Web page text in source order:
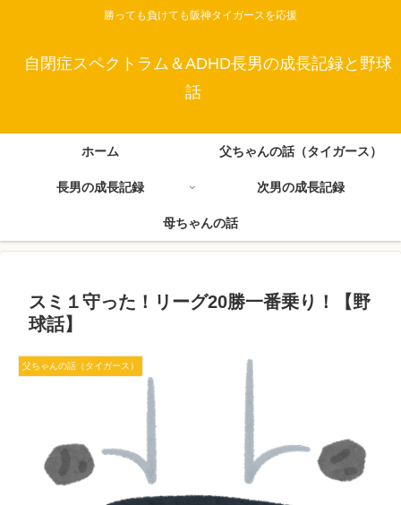
勝っても負けても阪神タイガースを応援
自閉症スペクトラム＆ADHD長男の成長記録と野球
話
ホーム 父ちゃんの話（タイガース）
長男の成長記録 次男の成長記録
母ちゃんの話
スミ１守った！リーグ20勝一番乗り！【野
球話】
父ちゃんの話（タイガース）